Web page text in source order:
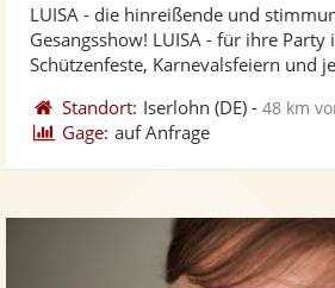
LUISA - die hinreißende und
Gesangsshow! LUISA - für ihre
Schützenfeste, Karnevalsfeiern und
Standort: Iserlohn (DE) -48 km
Gage: auf Anfrage